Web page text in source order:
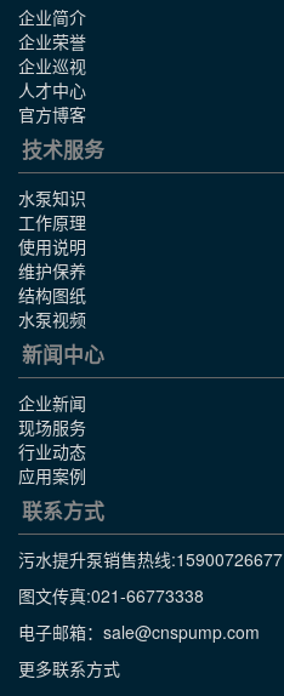
企业简介
企业荣誉
企业巡视
人才中心
官方博客
技术服务
水泵知识
工作原理
使用说明
维护保养
结构图纸
水泵视频
新闻中心
企业新闻
现场服务
行业动态
应用案例
联系方式
污水提升泵销售热线:15900726677
图文传真:021-66773338
电子邮箱：sale@cnspump.com
更多联系方式